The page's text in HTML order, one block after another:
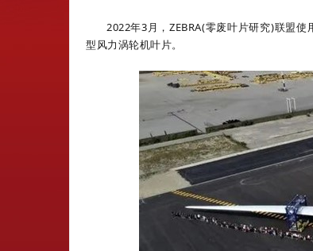
2022年3月，ZEBRA(零废叶片研究)联盟
型风力涡轮机叶片。